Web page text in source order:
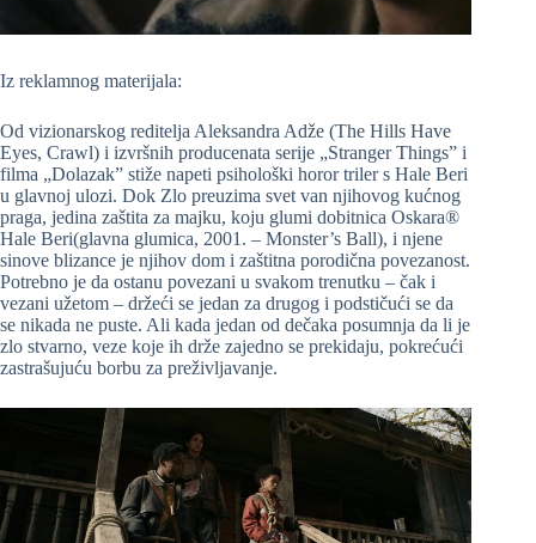
Iz reklamnog materijala:
Od vizionarskog reditelja Aleksandra Adže (The Hills Have
Eyes, Crawl) i izvršnih producenata serije „Stranger Things” i
filma „Dolazak” stiže napeti psihološki horor triler s Hale Beri
u glavnoj ulozi. Dok Zlo preuzima svet van njihovog kućnog
praga, jedina zaštita za majku, koju glumi dobitnica Oskara®
Hale Beri(glavna glumica, 2001. – Monster’s Ball), i njene
sinove blizance je njihov dom i zaštitna porodična povezanost.
Potrebno je da ostanu povezani u svakom trenutku – čak i
vezani užetom – držeći se jedan za drugog i podstičući se da
se nikada ne puste. Ali kada jedan od dečaka posumnja da li je
zlo stvarno, veze koje ih drže zajedno se prekidaju, pokrećući
zastrašujuću borbu za preživljavanje.